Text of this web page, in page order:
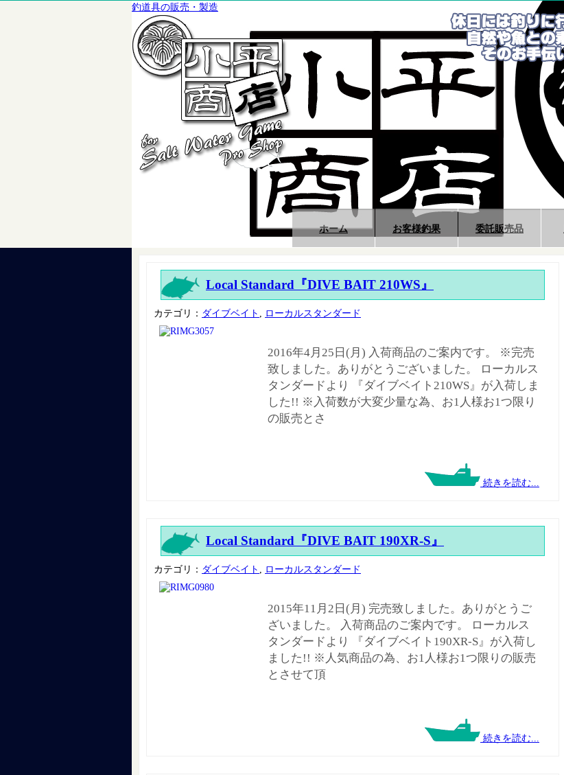
釣道具の販売・製造
ホーム お客様釣果 委託販売品
Local Standard『DIVE BAIT 210WS』
カテゴリ： ダイブベイト ローカルスタンダード
2016年4月25日(月) 入荷商品のご案内です。 ※完売
致しました。ありがとうございました。 ローカルス
タンダードより 『ダイブベイト210WS』が入荷しま
した!! ※入荷数が大変少量な為、お1人様お1つ限り
の販売とさ
続きを読む...
Local Standard『DIVE BAIT 190XR-S』
カテゴリ： ダイブベイト ローカルスタンダード
2015年11月2日(月) 完売致しました。ありがとうご
ざいました。 入荷商品のご案内です。 ローカルス
タンダードより 『ダイブベイト190XR-S』が入荷し
ました!! ※人気商品の為、お1人様お1つ限りの販売
とさせて頂
続きを読む...